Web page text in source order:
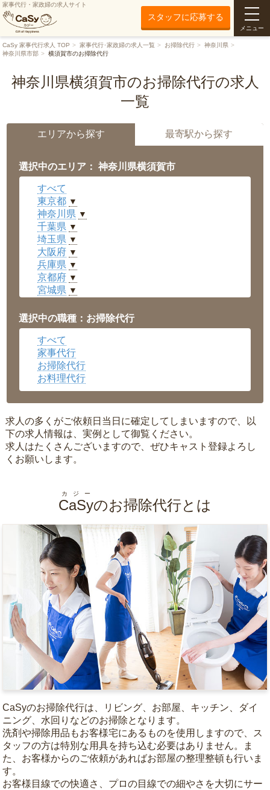
家事代行・家政婦の求人サイト
スタッフに応募する
メニュー
CaSy 家事代行求人 TOP 家事代行･家政婦の求人一覧 お掃除代行
神奈川県
神奈川県市部
横須賀市のお掃除代行
神奈川県横須賀市のお掃除代行の求人
一覧
エリアから探す 最寄駅から探す
選択中のエリア： 神奈川県横須賀市
すべて
東京都 ▼
神奈川県 ▼
千葉県 ▼
埼玉県 ▼
大阪府 ▼
兵庫県 ▼
京都府 ▼
宮城県 ▼
福井県 ▼
岡山県 ▼
広島県
沖縄県 ▼
選択中の職種：お掃除代行
すべて
家事代行
お掃除代行
お料理代行
求人の多くがご依頼日当日に確定してしまいますので、以
下の求人情報は、実例として御覧ください。
求人はたくさんございますので、ぜひキャスト登録よろし
くお願いします。
CaSy
カジー
のお掃除代行とは
CaSyのお掃除代行は、リビング、お部屋、キッチン、ダイ
ニング、水回りなどのお掃除となります。
洗剤や掃除用品もお客様宅にあるものを使用しますので、ス
タッフの方は特別な用具を持ち込む必要はありません。ま
た、お客様からのご依頼があればお部屋の整理整頓も行いま
す。
お客様目線での快適さ、プロの目線での細やさを大切にサー